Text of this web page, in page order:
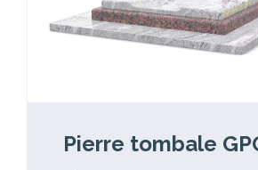
Pierre tombale